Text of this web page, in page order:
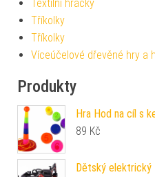
Textilní hračky
Tříkolky
Tříkolky
Víceúčelové dřevěné hry a
Produkty
Hra Hod na cíl s
89 Kč
Dětský elektrický